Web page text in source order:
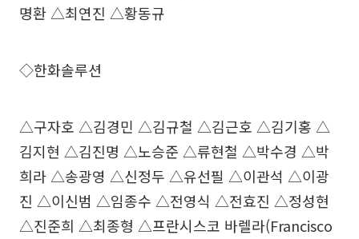
명환 △최연진 △황동규
◇한화솔루션
△구자호 △김경민 △김규철 △김근호 △김기홍 △
김지현 △김진명 △노승준 △류현철 △박수경 △박
희라 △송광영 △신정두 △유선필 △이관석 △이광
진 △이신범 △임종수 △전영식 △전효진 △정성현
△진준희 △최종형 △프란시스코 바렐라(Francisco